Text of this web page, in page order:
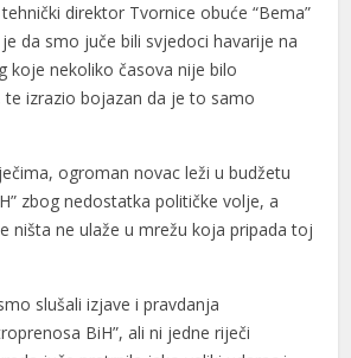
direktor Tvornice obuće “Bema”
da smo juče bili svjedoci havarije na
koje nekoliko časova nije bilo
te izrazio bojazan da je to samo
ogroman novac leži u budžetu
zbog nedostatka političke volje, a
ništa ne ulaže u mrežu koja pripada toj
slušali izjave i pravdanja
BiH”, ali ni jedne riječi